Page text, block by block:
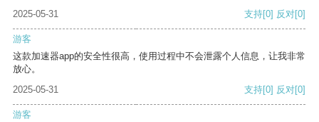
2025-05-31
支持[0] 反对[0]
游客
这款加速器app的安全性很高，使用过程中不会泄露个人信息，让我非常
放心。
2025-05-31
支持[0] 反对[0]
游客